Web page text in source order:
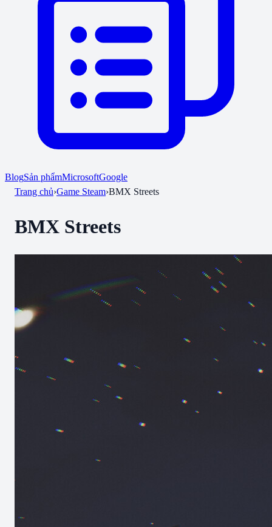
BlogSản phẩmMicrosoftGoogle
Trang chủ›Game Steam›BMX Streets
BMX Streets